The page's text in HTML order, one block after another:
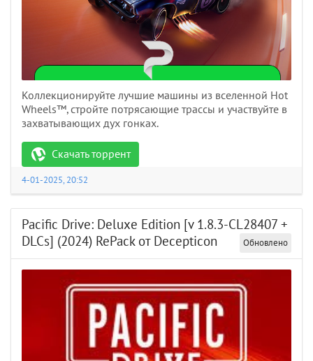
Коллекционируйте лучшие машины из вселенной Hot
Wheels™, стройте потрясающие трассы и участвуйте в
захватывающих дух гонках.
Скачать торрент
4-01-2025, 20:52
Pacific Drive: Deluxe Edition [v 1.8.3-CL28407 +
DLCs] (2024) RePack от Decepticon
Обновлено